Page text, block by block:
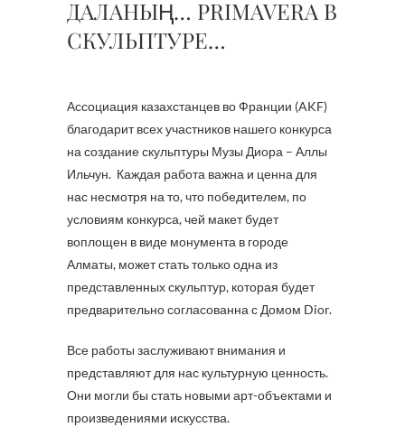
ДАЛАНЫҢ… PRIMAVERA В
СКУЛЬПТУРЕ…
Ассоциация казахстанцев во Франции (AKF)
благодарит всех участников нашего конкурса
на создание скульптуры Музы Диора – Аллы
Ильчун. Каждая работа важна и ценна для
нас несмотря на то, что победителем, по
условиям конкурса, чей макет будет
воплощен в виде монумента в городе
Алматы, может стать только одна из
представленных скульптур, которая будет
предварительно согласованна с Домом Dior.
Все работы заслуживают внимания и
представляют для нас культурную ценность.
Они могли бы стать новыми арт-объектами и
произведениями искусства.